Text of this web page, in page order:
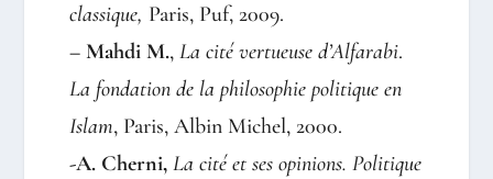
classique, Paris, Puf, 2009.
– Mahdi M., La cité vertueuse d’Alfarabi.
La fondation de la philosophie politique en
Islam, Paris, Albin Michel, 2000.
-A. Cherni, La cité et ses opinions. Politique